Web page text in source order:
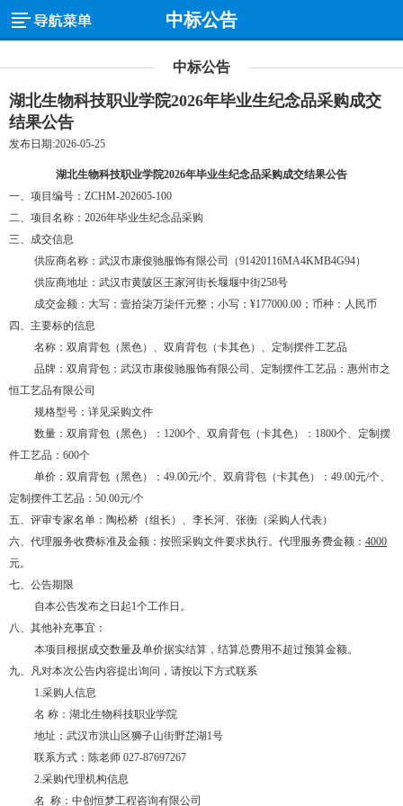
中标公告
中标公告
湖北生物科技职业学院2026年毕业生纪念品采购成交
结果公告
发布日期:2026-05-25
湖北生物科技职业学院2026年毕业生纪念品采购成交结果公告
一、项目编号 ： ZCHM-202605-100
二、项目名称： 2026年毕业生纪念品采购
三、成交信息
供应商名称 ：武汉市康俊驰服饰有限公司（91420116MA4KMB4G94）
供应商地址：武汉市黄陂区王家河街长堰堰中街258号
成交金额：大写：壹拾柒万柒仟元整； 小写： ¥177000.00；币种：人民币
四、主要标的信息
名称：双肩背包（黑色）、双肩背包（卡其色）、定制摆件工艺品
品牌：双肩背包：武汉市康俊驰服饰有限公司、定制摆件工艺品：惠州市之
恒工艺品有限公司
规格型号：详见采购文件
数量：双肩背包（黑色）：1200个、双肩背包（卡其色）：1800个、定制摆
件工艺品：600个
单价：双肩背包（黑色）： 49.00元/个、 双肩背包（卡其色）： 49.00元/个、
定制摆件工艺品： 50.00元/个
五、评审专家名单：陶松桥（组长）、李长河、张衡（采购人代表）
六、代理服务收费标准及金额：按照采购文件要求执行。代理服务费金额： 4000
元。
七、公告期限
自本公告发布之日起1个工作日。
八、其他补充事宜：
本项目根据成交数量及单价据实结算，结算总费用不超过预算金额。
九、凡对本次公告内容提出询问，请按以下方式联系
1.采购人信息
名 称：湖北生物科技职业学院
地址：武汉市洪山区狮子山街野芷湖1号
联系方式：陈老师 027-87697267
2.采购代理机构信息
名 称：中创恒梦工程咨询有限公司